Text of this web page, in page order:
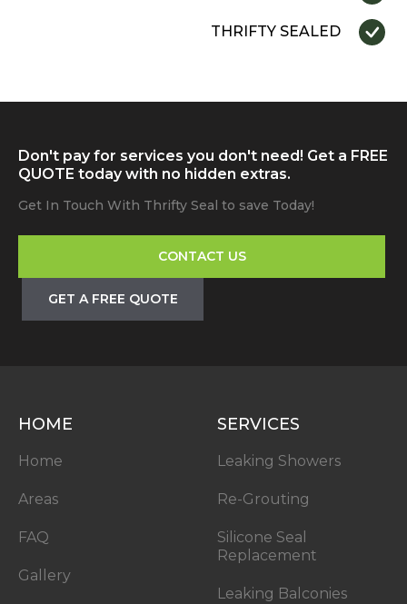
THRIFTY SEALED
Don't pay for services you don't need! Get a FREE
QUOTE today with no hidden extras.
Get In Touch With Thrifty Seal to save Today!
CONTACT US
GET A FREE QUOTE
HOME
Home
Areas
FAQ
Gallery
SERVICES
Leaking Showers
Re-Grouting
Silicone Seal
Replacement
Leaking Balconies